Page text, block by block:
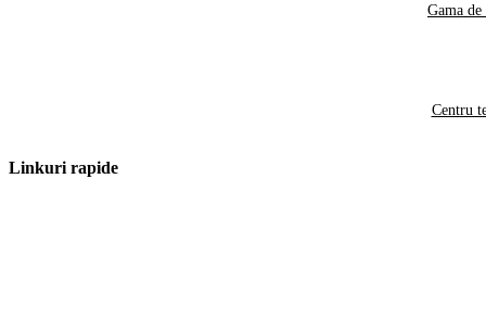
Gama de
Centru
Linkuri rapide